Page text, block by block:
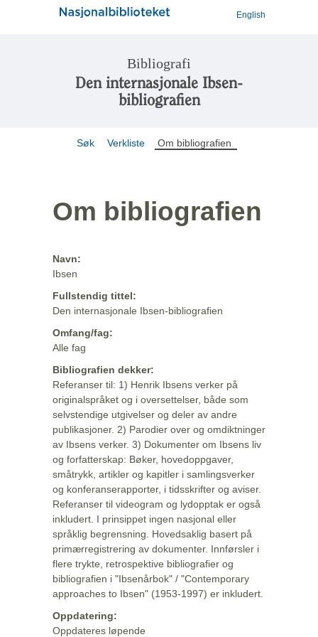
English
Bibliografi
Den internasjonale Ibsen-
bibliografien
Søk Verkliste Om bibliografien
Om bibliografien
Navn:
Ibsen
Fullstendig tittel:
Den internasjonale Ibsen-bibliografien
Omfang/fag:
Alle fag
Bibliografien dekker:
Referanser til: 1) Henrik Ibsens verker på
originalspråket og i oversettelser, både som
selvstendige utgivelser og deler av andre
publikasjoner. 2) Parodier over og omdiktninger
av Ibsens verker. 3) Dokumenter om Ibsens liv
og forfatterskap: Bøker, hovedoppgaver,
småtrykk, artikler og kapitler i samlingsverker
og konferanserapporter, i tidsskrifter og aviser.
Referanser til videogram og lydopptak er også
inkludert. I prinsippet ingen nasjonal eller
språklig begrensning. Hovedsaklig basert på
primærregistrering av dokumenter. Innførsler i
flere trykte, retrospektive bibliografier og
bibliografien i "Ibsenårbok" / "Contemporary
approaches to Ibsen" (1953-1997) er inkludert.
Oppdatering:
Oppdateres løpende